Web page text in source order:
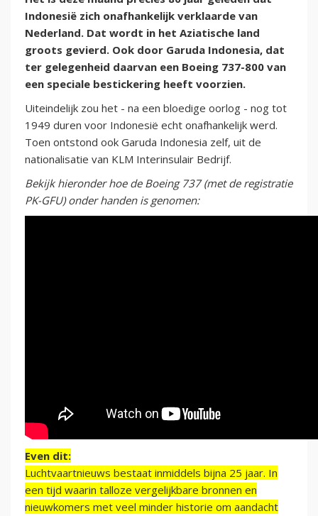
Indonesië zich onafhankelijk verklaarde van
Nederland. Dat wordt in het Aziatische land
groots gevierd. Ook door Garuda Indonesia, dat
ter gelegenheid daarvan een Boeing 737-800 van
een speciale bestickering heeft voorzien.
Uiteindelijk zou het - na een bloedige oorlog - nog tot
1949 duren voor Indonesië echt onafhankelijk werd.
Toen ontstond ook Garuda Indonesia zelf, uit de
nationalisatie van KLM Interinsulair Bedrijf.
Bekijk hieronder hoe de Boeing 737 (met de registratie
PK-GFU) onder handen is genomen:
Even dit:
Luchtvaartnieuws bestaat inmiddels bijna 25 jaar. In
een tijd waarin talloze vergelijkbare bronnen en
nieuwkomers met veel minder historie om aandacht